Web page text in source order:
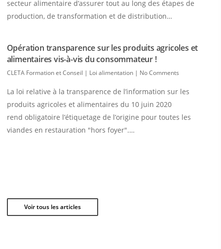
secteur alimentaire d’assurer tout au long des étapes de
production, de transformation et de distribution…
Opération transparence sur les produits agricoles et
alimentaires vis-à-vis du consommateur !
CLETA Formation et Conseil | Loi alimentation | No Comments
La loi relative à la transparence de l’information sur les
produits agricoles et alimentaires du 10 juin 2020
rend obligatoire l’étiquetage de l’origine pour toutes les
viandes en restauration "hors foyer".…
Voir tous les articles